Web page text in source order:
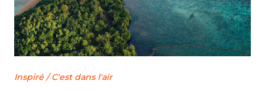
Inspiré /C'est dans l'air